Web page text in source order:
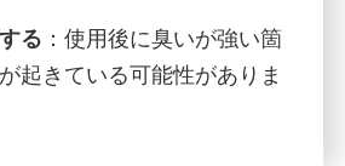
る ：使用後に臭いが強い箇
起きている可能性がありま